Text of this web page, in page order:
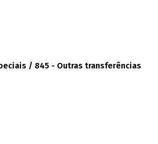
/ 845 - Outras transferências